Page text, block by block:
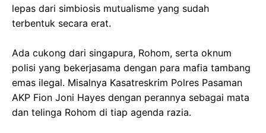
lepas dari simbiosis mutualisme yang sudah
terbentuk secara erat.
‎Ada cukong dari singapura, Rohom, serta oknum
polisi yang bekerjasama dengan para mafia tambang
emas ilegal. Misalnya Kasatreskrim Polres Pasaman
AKP Fion Joni Hayes dengan perannya sebagai mata
dan telinga Rohom di tiap agenda razia.